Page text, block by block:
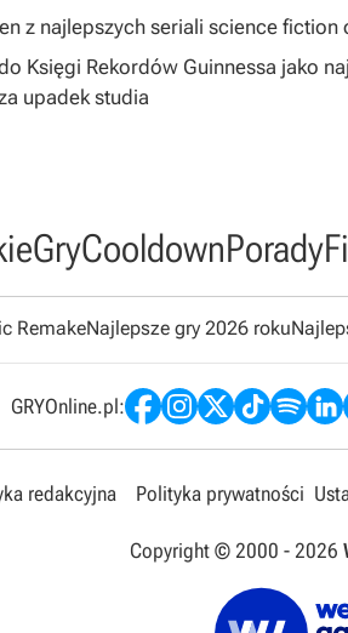
z najlepszych seriali science fiction
Księgi Rekordów Guinnessa jako
upadek studia
GryCooldownPorady
RemakeNajlepsze gry 2026 roku
GRYOnline.pl:
redakcyjna Polityka prywatności
Copyright © 2000 - 2026